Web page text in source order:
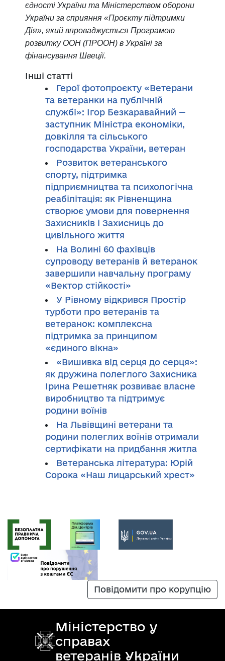
єдності України та Міністерством оборони
України за сприяння «Проєкту підтримки
Дія», який впроваджується Програмою
розвитку ООН (ПРООН) в Україні за
фінансування Швеції.
Інші статті
Герої фотопроєкту «Ветерани
та ветеранки на публічній
службі»: Ігор Безкаравайний —
заступник Міністра економіки,
довкілля та сільського
господарства України, ветеран
Розвиток ветеранського
спорту, підтримка
підприємництва та психологічна
реабілітація: як Рівненщина
створює умови для повернення
Захисників і Захисниць до
цивільного життя
На Волині 60 фахівців
супроводу ветеранів й ветеранок
завершили навчальну програму
«Вектор стійкості»
У Рівному відкрився Простір
турботи про ветеранів та
ветеранок: комплексна
підтримка за принципом
«єдиного вікна»
«Вишивка від серця до серця»:
як дружина полеглого Захисника
Ірина Решетняк розвиває власне
виробництво та підтримує
родини воїнів
На Львівщині ветерани та
родини полеглих воїнів отримали
сертифікати на придбання житла
Ветеранська література: Юрій
Сорока «Наш лицарський хрест»
Повідомити про корупцію
Міністерство у
справах
ветеранів України